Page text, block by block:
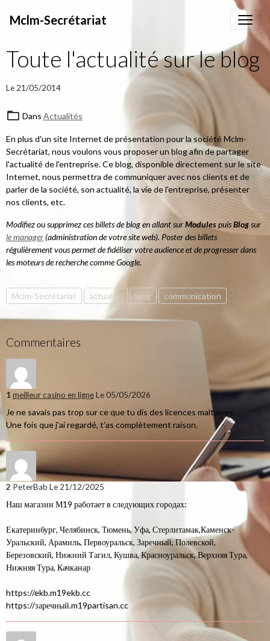
Mclm-Secrétariat
Toute l'actualité sur le blog
Le 21/05/2014
Dans Actualités
En plus d'un site Internet de présentation pour la société Mclm-
Secrétariat, nous voulons vous proposer un blog afin de partager
l'actualité de l'entreprise. Ce blog, disponible directement sur le site
Internet, nous permettra de communiquer avec nos clients et de
parler de la société, son actualité, la vie de l'entreprise, présenter
nos clients, etc.
Modifiez ou supprimez ces billets de blog en allant surModulespuisBlogsur
le manager(administration de votre site web). Poster des billets
régulièrement vous permet de fidéliser votre audience et de progresser dans
les moteurs de recherche comme Google.
Mclm-Secrétariat actualité blog communication
Commentaires
1 meilleur casino en ligneLe 05/05/2026
Je ne savais pas trop sur ce que tu dis des licences maltaises.
Une fois que j'ai regardé, t'as complètement raison.
2 PeterBab Le 21/12/2025
Наш магазин М19 работает в следующих городах:
Екатеринбург, Челябинск, Тюмень, Уфа, Стерлитамак,Каменск-
Уральский, Арамиль, Первоуральск, Заречный, Полевской,
Березовский, Нижний Тагил, Кушва, Красноуральск, Верхняя Тура,
Нижняя Тура, Качканар
https://ekb.m19ekb.cc
https://заречный.m19partisan.cc